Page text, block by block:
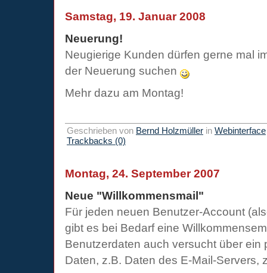
Samstag, 19. Januar 2008
Neuerung!
Neugierige Kunden dürfen gerne mal
der Neuerung suchen
Mehr dazu am Montag!
Geschrieben von Bernd Holzmüller in Webinterface
Trackbacks (0)
Montag, 24. September 2007
Neue "Willkommensmail"
Für jeden neuen Benutzer-Account
gibt es bei Bedarf eine
Benutzerdaten auch versucht über ein
Daten, z.B. Daten des E-Mail-Servers,